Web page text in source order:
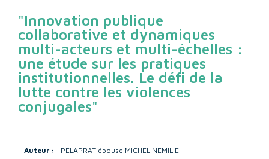
"Innovation publique
collaborative et dynamiques
multi-acteurs et multi-échelles :
une étude sur les pratiques
institutionnelles. Le défi de la
lutte contre les violences
conjugales"
Auteur : PELAPRAT épouse MICHELINEMILIE